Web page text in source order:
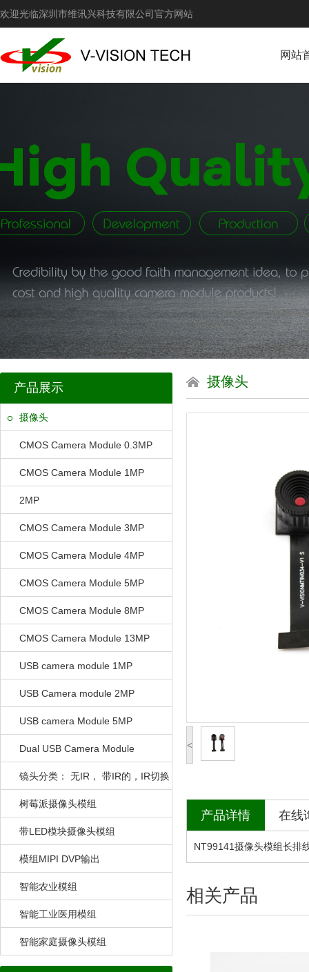
欢迎光临深圳市维讯兴科技有限公司官方网站
网站
产品展示
摄像头
CMOS Camera Module 0.3MP
CMOS Camera Module 1MP
2MP
CMOS Camera Module 3MP
CMOS Camera Module 4MP
CMOS Camera Module 5MP
CMOS Camera Module 8MP
CMOS Camera Module 13MP
USB camera module 1MP
USB Camera module 2MP
USB camera Module 5MP
Dual USB Camera Module
镜头分类： 无IR， 带IR的，IR切换
树莓派摄像头模组
带LED模块摄像头模组
模组MIPI DVP输出
智能农业模组
智能工业医用模组
智能家庭摄像头模组
摄像头
<
产品详情 在线
NT99141摄像头模组长排
相关产品